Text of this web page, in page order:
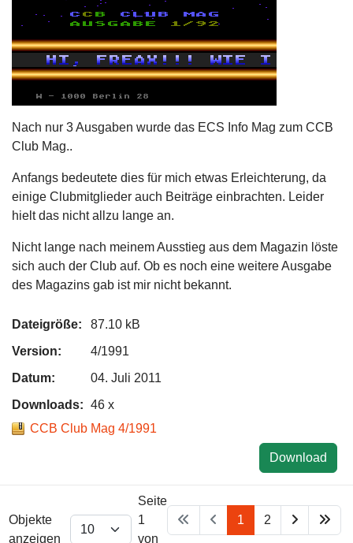
Nach nur 3 Ausgaben wurde das ECS Info Mag zum CCB
Club Mag..
Anfangs bedeutete dies für mich etwas Erleichterung, da
einige Clubmitglieder auch Beiträge einbrachten. Leider
hielt das nicht allzu lange an.
Nicht lange nach meinem Ausstieg aus dem Magazin löste
sich auch der Club auf. Ob es noch eine weitere Ausgabe
des Magazins gab ist mir nicht bekannt.
Dateigröße:
87.10 kB
Version:
4/1991
Datum:
04. Juli 2011
Downloads: 46 x
CCB Club Mag 4/1991
Download
Objekte
anzeigen
Seite
1
von
1 2